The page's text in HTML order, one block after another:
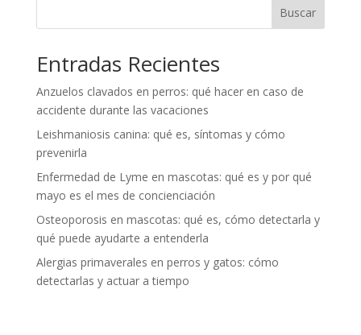
Buscar
Entradas Recientes
Anzuelos clavados en perros: qué hacer en caso de
accidente durante las vacaciones
Leishmaniosis canina: qué es, síntomas y cómo
prevenirla
Enfermedad de Lyme en mascotas: qué es y por qué
mayo es el mes de concienciación
Osteoporosis en mascotas: qué es, cómo detectarla y
qué puede ayudarte a entenderla
Alergias primaverales en perros y gatos: cómo
detectarlas y actuar a tiempo